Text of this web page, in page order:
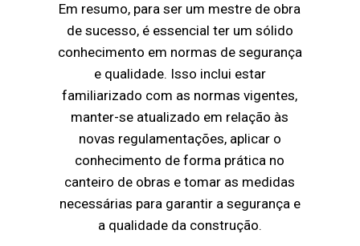
Em resumo, para ser um mestre de obra
de sucesso, é essencial ter um sólido
conhecimento em normas de segurança
e qualidade. Isso inclui estar
familiarizado com as normas vigentes,
manter-se atualizado em relação às
novas regulamentações, aplicar o
conhecimento de forma prática no
canteiro de obras e tomar as medidas
necessárias para garantir a segurança e
a qualidade da construção.